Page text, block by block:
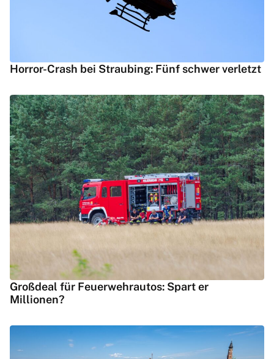
Horror-Crash bei Straubing: Fünf schwer verletzt
Großdeal für Feuerwehrautos: Spart er
Millionen?